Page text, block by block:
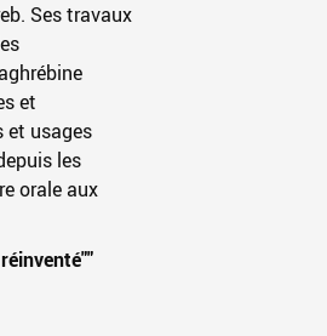
Ses travaux
et
et usages
les
orale aux